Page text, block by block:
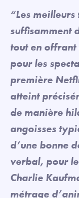
“Les
suffisamment
tout en
pour les
première
atteint
de manière
angoisses
d’une bonne
verbal, pour
Charlie
métrage